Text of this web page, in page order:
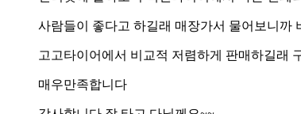
사람들이 좋다고 하길래 매장가서 물어보니까
고고타이어에서 비교적 저렴하게 판매하길래
매우만족합니다